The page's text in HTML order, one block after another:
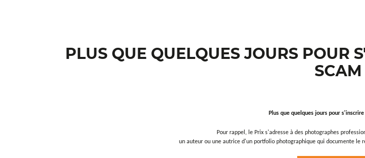
PLUS QUE QUELQUES JOURS POUR
SCAM
Plus que quelques jours pour
Pour rappel, le Prix s'adresse à des photographes
un auteur ou une autrice d'un portfolio photographique qui documente le